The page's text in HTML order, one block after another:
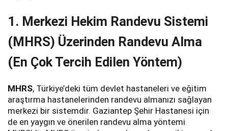
1. Merkezi Hekim Randevu Sistemi
(MHRS) Üzerinden Randevu Alma
(En Çok Tercih Edilen Yöntem)
MHRS, Türkiye’deki tüm devlet hastaneleri ve eğitim
araştırma hastanelerinden randevu almanızı sağlayan
merkezi bir sistemdir. Gaziantep Şehir Hastanesi için
de en yaygın ve önerilen randevu alma yöntemi